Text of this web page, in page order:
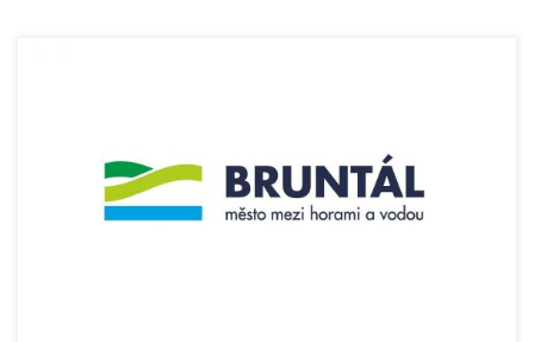
Město Bruntál je našim stabilním donátorem, který
finančně podporuje nejen provoz sociální služby SPOLU –
Pro rodiny s dětmi a Asistenční, mediační a terapeutické